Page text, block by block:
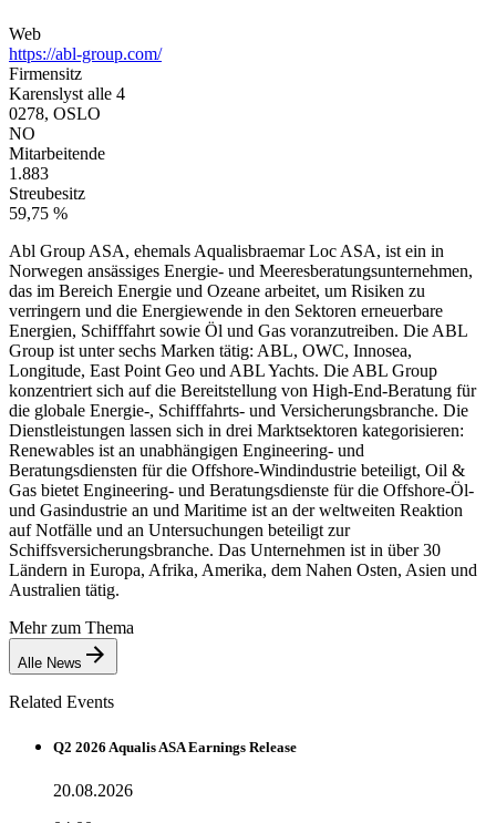
Web
https://abl-group.com/
Firmensitz
Karenslyst alle 4
0278, OSLO
NO
Mitarbeitende
1.883
Streubesitz
59,75 %
Abl Group ASA, ehemals Aqualisbraemar Loc ASA, ist ein in
Norwegen ansässiges Energie- und Meeresberatungsunternehmen,
das im Bereich Energie und Ozeane arbeitet, um Risiken zu
verringern und die Energiewende in den Sektoren erneuerbare
Energien, Schifffahrt sowie Öl und Gas voranzutreiben. Die ABL
Group ist unter sechs Marken tätig: ABL, OWC, Innosea,
Longitude, East Point Geo und ABL Yachts. Die ABL Group
konzentriert sich auf die Bereitstellung von High-End-Beratung für
die globale Energie-, Schifffahrts- und Versicherungsbranche. Die
Dienstleistungen lassen sich in drei Marktsektoren kategorisieren:
Renewables ist an unabhängigen Engineering- und
Beratungsdiensten für die Offshore-Windindustrie beteiligt, Oil &
Gas bietet Engineering- und Beratungsdienste für die Offshore-Öl-
und Gasindustrie an und Maritime ist an der weltweiten Reaktion
auf Notfälle und an Untersuchungen beteiligt zur
Schiffsversicherungsbranche. Das Unternehmen ist in über 30
Ländern in Europa, Afrika, Amerika, dem Nahen Osten, Asien und
Australien tätig.
Mehr zum Thema
Alle News
Related Events
Q2 2026 Aqualis ASA Earnings Release
20.08.2026